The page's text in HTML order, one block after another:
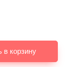
в корзину